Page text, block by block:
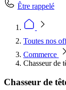
Être rappelé
Toutes nos
Commerce
Chasseur de
Chasseur de